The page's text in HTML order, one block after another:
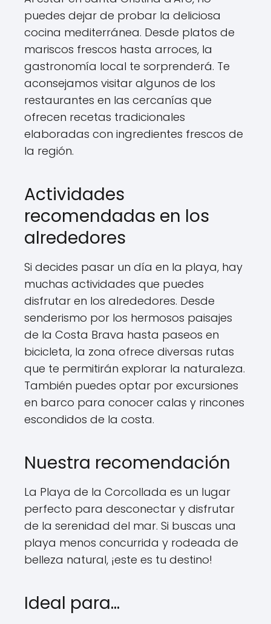
puedes dejar de probar la deliciosa
cocina mediterránea. Desde platos de
mariscos frescos hasta arroces, la
gastronomía local te sorprenderá. Te
aconsejamos visitar algunos de los
restaurantes en las cercanías que
ofrecen recetas tradicionales
elaboradas con ingredientes frescos de
la región.
Actividades
recomendadas en los
alrededores
Si decides pasar un día en la playa, hay
muchas actividades que puedes
disfrutar en los alrededores. Desde
senderismo por los hermosos paisajes
de la Costa Brava hasta paseos en
bicicleta, la zona ofrece diversas rutas
que te permitirán explorar la naturaleza.
También puedes optar por excursiones
en barco para conocer calas y rincones
escondidos de la costa.
Nuestra recomendación
La Playa de la Corcollada es un lugar
perfecto para desconectar y disfrutar
de la serenidad del mar. Si buscas una
playa menos concurrida y rodeada de
belleza natural, ¡este es tu destino!
Ideal para…